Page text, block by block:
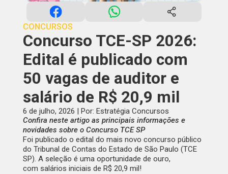
CONCURSOS
Concurso TCE-SP 2026:
Edital é publicado com
50 vagas de auditor e
salário de R$ 20,9 mil
6 de julho, 2026 | Por: Estratégia Concursos
Confira neste artigo as principais informações e
novidades sobre o Concurso TCE SP
Foi publicado o edital do mais novo concurso público
do Tribunal de Contas do Estado de São Paulo (TCE
SP). A seleção é uma oportunidade de ouro,
com salários iniciais de R$ 20,9 mil!